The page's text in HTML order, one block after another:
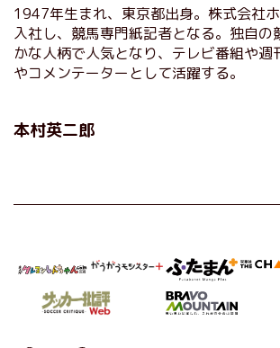
1947年生まれ、東京都出身。株式会社
入社し、競馬専門紙記者となる。独自の
かな人柄で人気となり、テレビ番組や週
やコメンテーターとして活躍する。
本村英二郎